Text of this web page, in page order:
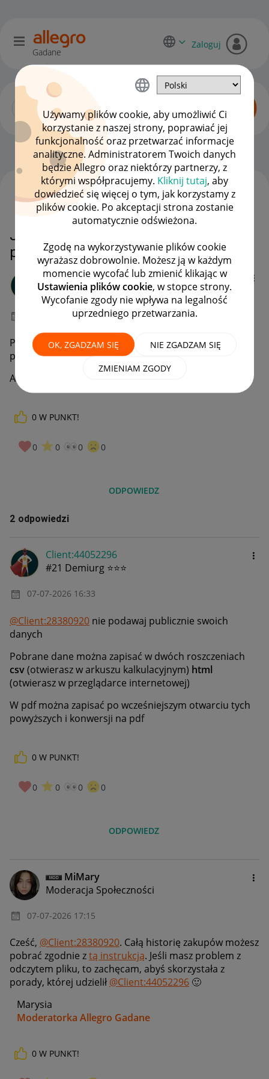
Używamy plików cookie, aby umożliwić Ci
korzystanie z naszej strony, poprawiać jej
funkcjonalność oraz przetwarzać informacje
analityczne. Administratorem Twoich danych
będzie Allegro oraz niektórzy partnerzy, z
którymi współpracujemy. Kliknij tutaj, aby
dowiedzieć się więcej o tym, jak korzystamy z
plików cookie. Po akceptacji strona zostanie
automatycznie odświeżona.
Zgodę na wykorzystywanie plików cookie
wyrażasz dobrowolnie. Możesz ją w każdym
momencie wycofać lub zmienić klikając w
Ustawienia plików cookie, w stopce strony.
Wycofanie zgody nie wpływa na legalność
uprzedniego przetwarzania.
OK, ZGADZAM SIĘ NIE ZGADZAM SIĘ
ZMIENIAM ZGODY
Gadane
Zaloguj
Dyskusje kupujących OPCJE
Jak pobrać całą historię zakupów
pdf na maila
Client:28380920
#7 Wielbiciel
16:19
Po utworzeniu kopii zapasowej nie mogę odtworzyć
plik
Adres [edycja]
0 W PUNKT!
0 0 0 0
ODPOWIEDZ
WSZYSTKIE TEMATY
2 odpowiedzi
Client:44052296
#21 Demiurg ⭐⭐⭐
‎07-07-2026 16:33
@Client:28380920 nie podawaj publicznie swoich
danych
Pobrane dane można zapisać w dwóch roszczeniach
csv(otwierasz w arkuszu kalkulacyjnym) html
(otwierasz w przeglądarce internetowej)
W pdf można zapisać po wcześniejszym otwarciu tych
powyższych i konwersji na pdf
0 W PUNKT!
0 0 0 0
ODPOWIEDZ
MiMary
Moderacja Społeczności
‎07-07-2026 17:15
Cześć, @Client:28380920. Całą historię zakupów możesz
pobrać zgodnie ztą instrukcją. Jeśli masz problem z
odczytem pliku, to zachęcam, abyś skorzystała z
porady, której udzielił @Client:44052296 🙂
Marysia
Moderatorka Allegro Gadane
0 W PUNKT!